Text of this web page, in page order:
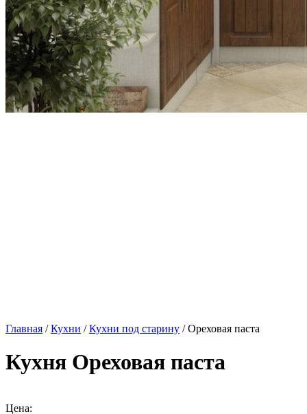
Главная /Кухни /Кухни под старину / Ореховая паста
Кухня Ореховая паста
Цена: